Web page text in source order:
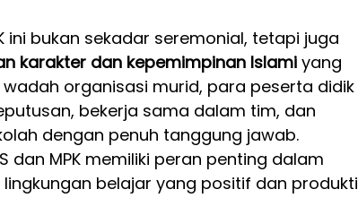
ini bukan sekadar seremonial, tetapi juga
karakter dan kepemimpinan Islami yang
wadah organisasi murid, para peserta didik
bekerja sama dalam tim, dan
dengan penuh tanggung jawab.
dan MPK memiliki peran penting dalam
belajar yang positif dan